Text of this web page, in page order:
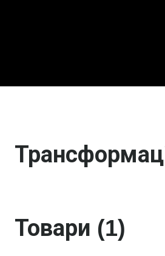
Товари (1)